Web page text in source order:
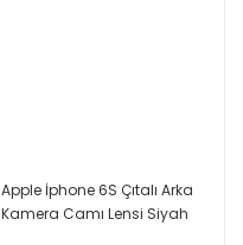
Apple İphone 6S Çıtalı Arka
Kamera Camı Lensi Siyah